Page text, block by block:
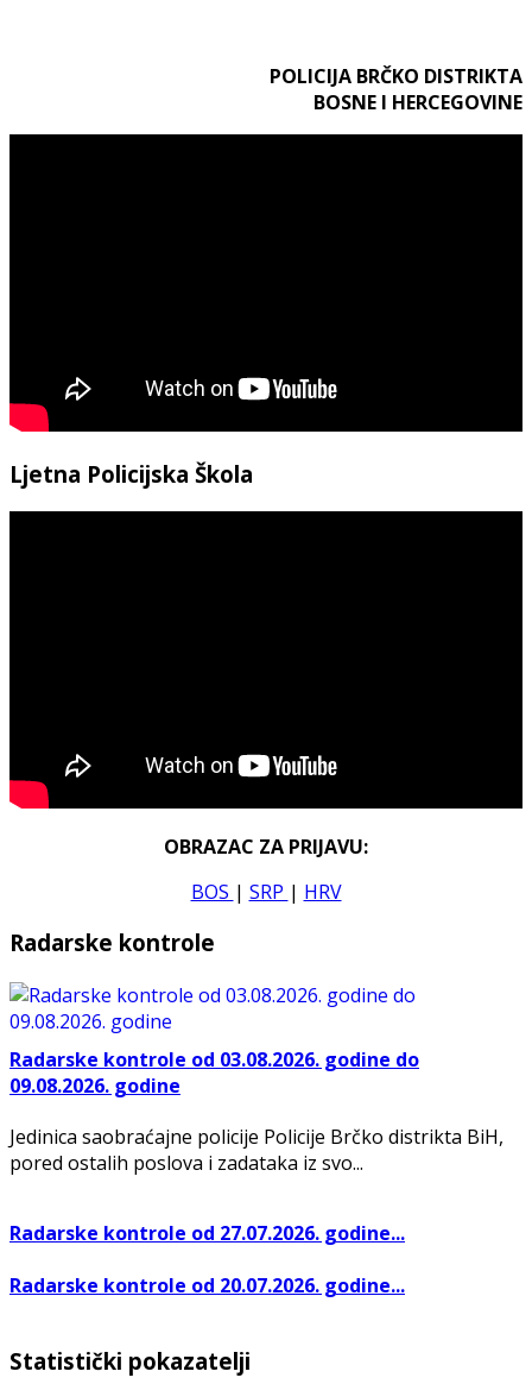
POLICIJA BRČKO DISTRIKTA
BOSNE I HERCEGOVINE
Ljetna Policijska Škola
OBRAZAC ZA PRIJAVU:
BOS | SRP | HRV
Radarske kontrole
Radarske kontrole od 03.08.2026. godine do
09.08.2026. godine
Jedinica saobraćajne policije Policije Brčko distrikta BiH,
pored ostalih poslova i zadataka iz svo...
Radarske kontrole od 27.07.2026. godine...
Radarske kontrole od 20.07.2026. godine...
Statistički pokazatelji